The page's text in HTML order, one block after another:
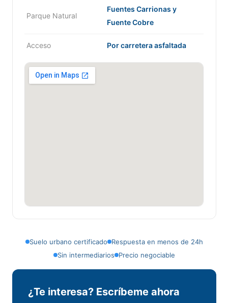
Parque Natural
Fuentes Carrionas y
Fuente Cobre
Acceso Por carretera asfaltada
Suelo urbano certificado Respuesta en menos de 24h
Sin intermediarios Precio negociable
¿Te interesa? Escríbeme ahora